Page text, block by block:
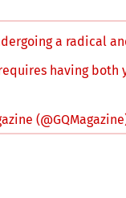
a radical
having both